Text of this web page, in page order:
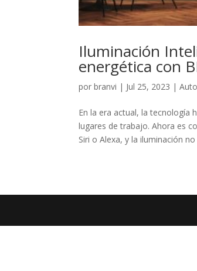
Iluminación
energética con
porbranvi | Jul 25, 2023 |
En la era actual, la tecnología
lugares de trabajo. Ahora es
Siri o Alexa, y la iluminación no